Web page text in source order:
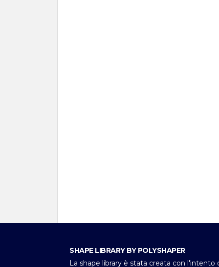
SHAPE LIBRARY BY POLYSHAPER
La shape library è stata creata con l'intento